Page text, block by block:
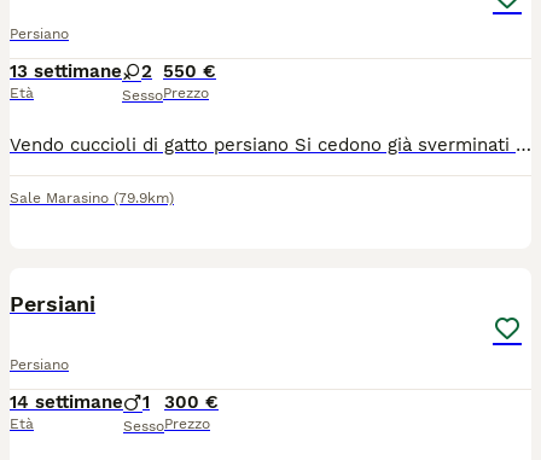
Persiano
13 settimane
Età
2
Sesso
550 €
Prezzo
Vendo cuccioli di gatto persiano Si cedono già sverminati con prima vaccinazione fatta e libretto sanitario Sono già abituati alla lettiera e a mangiare da soli Il prezzo è trattabile
Sale Marasino (79.9km)
Persiani
Persiano
14 settimane
Età
1
Sesso
300 €
Prezzo